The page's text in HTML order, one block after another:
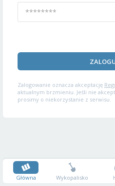
Zalogowanie oznacza akceptację
aktualnym brzmieniu. Jeśli nie
prosimy o niekorzystanie z serwisu.
Główna Wykopalisko